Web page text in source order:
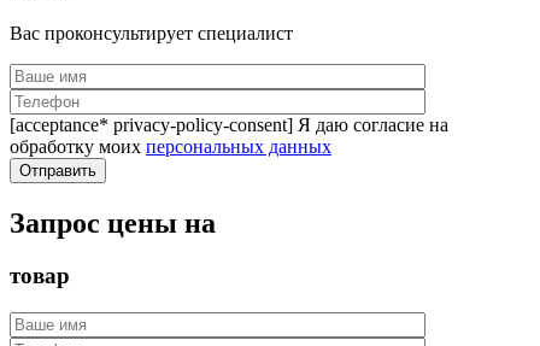
Вас проконсультирует специалист
[acceptance* privacy-policy-consent] Я даю согласие на
обработку моих персональных данных
Запрос цены на
товар